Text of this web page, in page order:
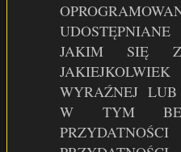
JAKIM SIĘ
WYRAŹNEJ
W TYM BEZ